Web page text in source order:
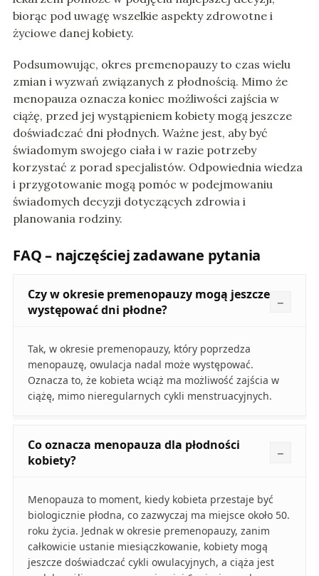
biorąc pod uwagę wszelkie aspekty zdrowotne i
życiowe danej kobiety.
Podsumowując, okres premenopauzy to czas wielu
zmian i wyzwań związanych z płodnością. Mimo że
menopauza oznacza koniec możliwości zajścia w
ciążę, przed jej wystąpieniem kobiety mogą jeszcze
doświadczać dni płodnych. Ważne jest, aby być
świadomym swojego ciała i w razie potrzeby
korzystać z porad specjalistów. Odpowiednia wiedza
i przygotowanie mogą pomóc w podejmowaniu
świadomych decyzji dotyczących zdrowia i
planowania rodziny.
FAQ – najczęściej zadawane pytania
Czy w okresie premenopauzy mogą jeszcze
występować dni płodne?
Tak, w okresie premenopauzy, który poprzedza
menopauzę, owulacja nadal może występować.
Oznacza to, że kobieta wciąż ma możliwość zajścia w
ciążę, mimo nieregularnych cykli menstruacyjnych.
Co oznacza menopauza dla płodności
kobiety?
Menopauza to moment, kiedy kobieta przestaje być
biologicznie płodna, co zazwyczaj ma miejsce około 50.
roku życia. Jednak w okresie premenopauzy, zanim
całkowicie ustanie miesiączkowanie, kobiety mogą
jeszcze doświadczać cykli owulacyjnych, a ciąża jest